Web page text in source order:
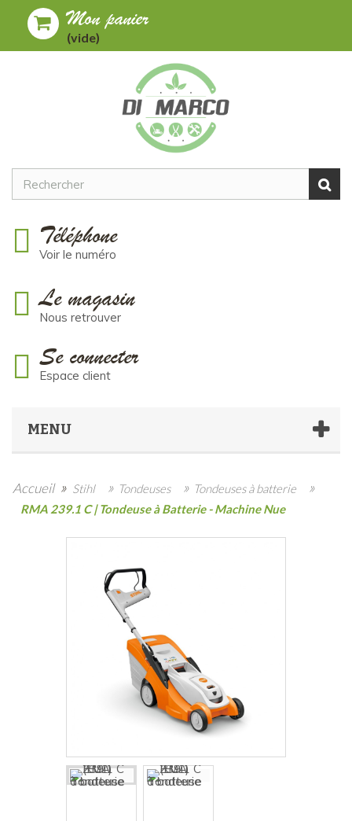
Mon panier
(vide)
Téléphone
Voir le numéro
Le magasin
Nous retrouver
Se connecter
Espace client
MENU
Accueil » Stihl » Tondeuses » Tondeuses à batterie »
RMA 239.1 C | Tondeuse à Batterie - Machine Nue